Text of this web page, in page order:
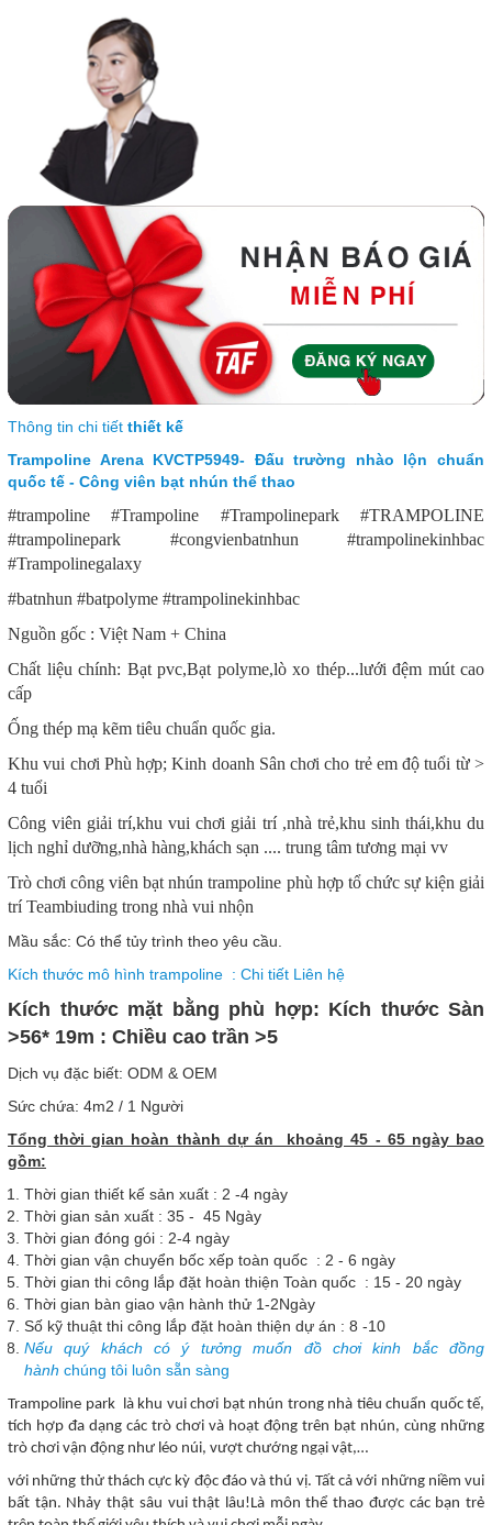
Thông tin chi tiết thiết kế
Trampoline Arena KVCTP5949- Đấu trường nhào lộn chuẩn
quốc tế - Công viên bạt nhún thể thao
#trampoline #Trampoline #Trampolinepark #TRAMPOLINE
#trampolinepark #congvienbatnhun #trampolinekinhbac
#Trampolinegalaxy
#batnhun #batpolyme #trampolinekinhbac
Nguồn gốc : Việt Nam + China
Chất liệu chính: Bạt pvc,Bạt polyme,lò xo thép...lưới đệm mút cao
cấp
Ống thép mạ kẽm tiêu chuẩn quốc gia.
Khu vui chơi Phù hợp; Kinh doanh Sân chơi cho trẻ em độ tuổi từ >
4 tuổi
Công viên giải trí,khu vui chơi giải trí ,nhà trẻ,khu sinh thái,khu du
lịch nghỉ dưỡng,nhà hàng,khách sạn .... trung tâm tương mại vv
Trò chơi công viên bạt nhún trampoline phù hợp tổ chức sự kiện giải
trí Teambiuding trong nhà vui nhộn
Mầu sắc: Có thể tủy trình theo yêu cầu.
Kích thước mô hình trampoline : Chi tiết Liên hệ
Kích thước mặt bằng phù hợp: Kích thước Sàn
>56* 19m : Chiều cao trần >5
Dịch vụ đặc biết: ODM & OEM
Sức chứa: 4m2 / 1 Người
Tổng thời gian hoàn thành dự án khoảng 45 - 65 ngày bao
gồm:
Thời gian thiết kế sản xuất : 2 -4 ngày
Thời gian sản xuất : 35 - 45 Ngày
Thời gian đóng gói : 2-4 ngày
Thời gian vận chuyển bốc xếp toàn quốc : 2 - 6 ngày
Thời gian thi công lắp đặt hoàn thiện Toàn quốc : 15 - 20 ngày
Thời gian bàn giao vận hành thử 1-2Ngày
Số kỹ thuật thi công lắp đặt hoàn thiện dự án : 8 -10
Nếu quý khách có ý tưởng muốn đồ chơi kinh bắc đồng
hành chúng tôi luôn sẵn sàng
Trampoline park là khu vui chơi bạt nhún trong nhà tiêu chuẩn quốc tế,
tích hợp đa dạng các trò chơi và hoạt động trên bạt nhún, cùng những
trò chơi vận động như léo núi, vượt chướng ngại vật,…
với những thử thách cực kỳ độc đáo và thú vị. Tất cả với những niềm vui
bất tận. Nhảy thật sâu vui thật lâu!Là môn thể thao được các bạn trẻ